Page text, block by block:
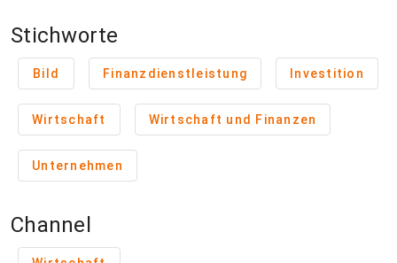
Stichworte
Bild Finanzdienstleistung Investition
Wirtschaft Wirtschaft und Finanzen
Unternehmen
Channel